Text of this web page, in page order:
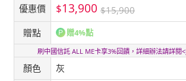
優惠價 $13,900 $15,900
贈點
贈4%點
刷中國信託 ALL ME卡享3%回饋，詳細辦法請詳閱<
顏色
灰